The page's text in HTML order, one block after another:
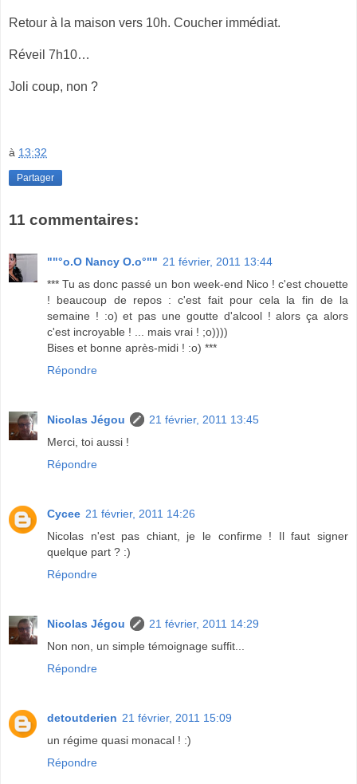
Retour à la maison vers 10h. Coucher immédiat.
Réveil 7h10…
Joli coup, non ?
à 13:32
Partager
11 commentaires:
""°o.O Nancy O.o°"" 21 février, 2011 13:44
*** Tu as donc passé un bon week-end Nico ! c'est chouette
! beaucoup de repos : c'est fait pour cela la fin de la
semaine ! :o) et pas une goutte d'alcool ! alors ça alors
c'est incroyable ! ... mais vrai ! ;o))))
Bises et bonne après-midi ! :o) ***
Répondre
Nicolas Jégou
21 février, 2011 13:45
Merci, toi aussi !
Répondre
Cycee 21 février, 2011 14:26
Nicolas n'est pas chiant, je le confirme ! Il faut signer
quelque part ? :)
Répondre
Nicolas Jégou
21 février, 2011 14:29
Non non, un simple témoignage suffit...
Répondre
detoutderien 21 février, 2011 15:09
un régime quasi monacal ! :)
Répondre